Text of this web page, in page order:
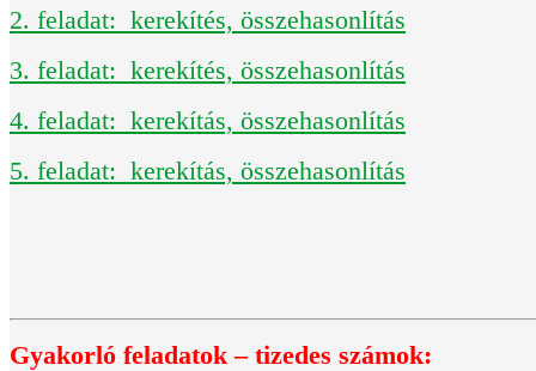
2. feladat: kerekítés, összehasonlítás
3. feladat: kerekítés, összehasonlítás
4. feladat: kerekítás, összehasonlítás
5. feladat: kerekítás, összehasonlítás
Gyakorló feladatok – tizedes számok: